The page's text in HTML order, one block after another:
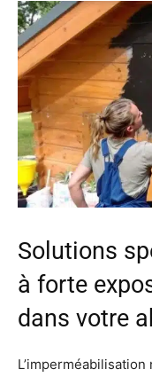
Solutions
à forte
dans votre